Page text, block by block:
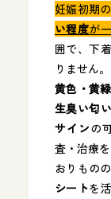
妊娠初期
い程度が
囲で、下
りません。
黄色・黄
生臭い匂い
サインの
査・治療を
おりもの
シートを